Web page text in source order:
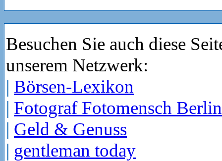
Besuchen Sie auch diese
unserem Netzwerk:
| Börsen-Lexikon
| Fotograf Fotomensch Berlin
| Geld & Genuss
| gentleman today